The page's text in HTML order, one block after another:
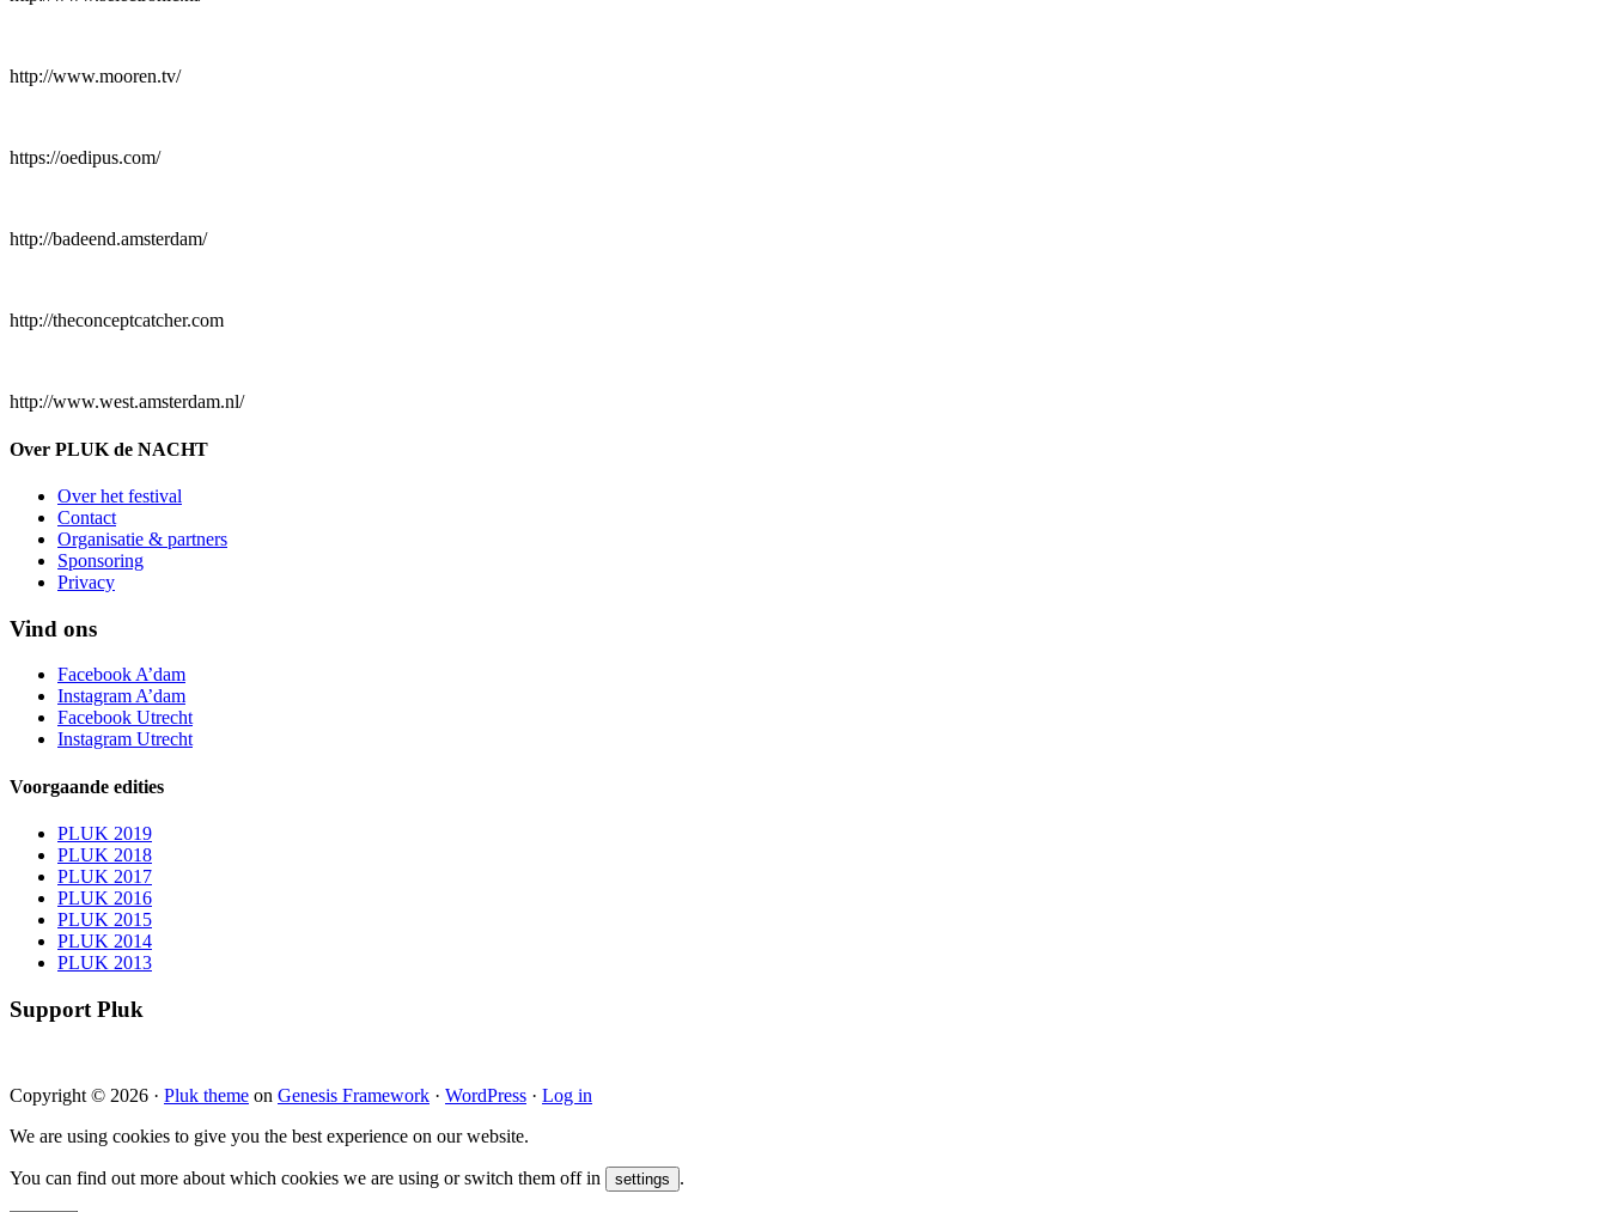
http://www.mooren.tv/
https://oedipus.com/
http://badeend.amsterdam/
http://theconceptcatcher.com
http://www.west.amsterdam.nl/
Over PLUK de NACHT
Over het festival
Contact
Organisatie & partners
Sponsoring
Privacy
Vind ons
Facebook A’dam
Instagram A’dam
Facebook Utrecht
Instagram Utrecht
Voorgaande edities
PLUK 2019
PLUK 2018
PLUK 2017
PLUK 2016
PLUK 2015
PLUK 2014
PLUK 2013
Support Pluk
Copyright © 2026 · Pluk theme on Genesis Framework · WordPress · Log in
We are using cookies to give you the best experience on our website.
You can find out more about which cookies we are using or switch them off in settings .